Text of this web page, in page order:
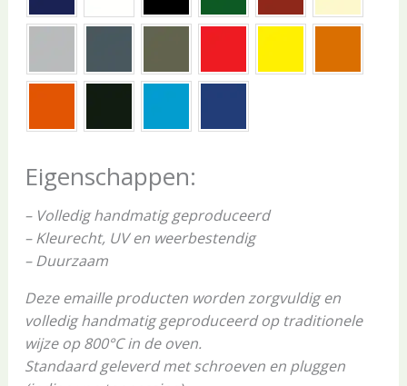
Eigenschappen:
– Volledig handmatig geproduceerd
– Kleurecht, UV en weerbestendig
– Duurzaam
Deze emaille producten worden zorgvuldig en
volledig handmatig geproduceerd op traditionele
wijze op 800°C in de oven.
Standaard geleverd met schroeven en pluggen